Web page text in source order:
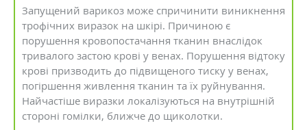
Запущений варикоз може спричинити виникнення
трофічних виразок на шкірі. Причиною є
порушення кровопостачання тканин внаслідок
тривалого застою крові у венах. Порушення відтоку
крові призводить до підвищеного тиску у венах,
погіршення живлення тканин та їх руйнування.
Найчастіше виразки локалізуються на внутрішній
стороні гомілки, ближче до щиколотки.